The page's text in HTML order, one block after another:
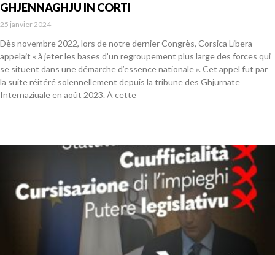
GHJENNAGHJU IN CORTI
25 janvier 2024
Dès novembre 2022, lors de notre dernier Congrès, Corsica Libera
appelait « à jeter les bases d’un regroupement plus large des forces qui
se situent dans une démarche d’essence nationale ». Cet appel fut par
la suite réitéré solennellement depuis la tribune des Ghjurnate
Internaziuale en août 2023. À cette